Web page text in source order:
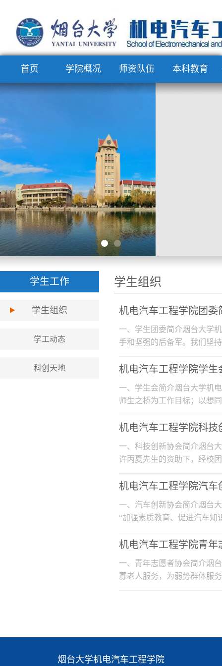
首页 学院概况 师资队伍 本科教育
学生工作
学生组织
学工动态
科创天地
学生组织
机电汽车工程学院团委
一、学生团委简介烟台大学
手和坚强的后备军。我们坚
机电汽车工程学院学生
一、学生会简介烟台大学机
师生之桥为工作目标；以想
机电汽车工程学院科技
一、科技创新协会简介烟台
许丙夏先生的资助下，经校
机电汽车工程学院汽车
一、汽车创新协会简介烟台
“加强素质教育、促进汽车知
机电汽车工程学院青年
一、青年志愿者协会简介烟
寡老人服务，为弱势群体服
烟台大学机电汽车工程学院